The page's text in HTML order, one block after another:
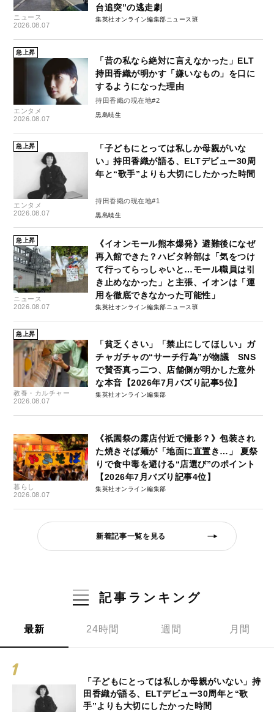
ニュース
2026.08.07
台追突”の逃走劇
集英社オンライン編集部ニュース班
急上昇
エンタメ
2026.08.07
「昔の私なら絶対に言えなかった」ELT
持田香織が明かす「嫌いなもの」を口に
するようになった理由
持田香織の現在地#2
黒島暁生
急上昇
エンタメ
2026.08.07
「子どもにとっては私しか母親がいな
い」持田香織が語る、ELTデビュー30周
年と“歌手”よりも大切にしたかった時間
持田香織の現在地#1
黒島暁生
急上昇
ニュース
2026.08.07
《イオンモール熊本爆発》避難後になぜ
再入館できた？ハビタ幹部は「気をつけ
て行ってらっしゃいと…モール職員は引
き止めなかった」と主張、イオンは「運
用を徹底できなかった可能性」
集英社オンライン編集部ニュース班
急上昇
教養・カルチャー
2026.08.07
「貧乏くさい」「禁止にしてほしい」ガ
チャガチャの“サーチ行為”が物議 SNS
で賛否真っ二つ、店舗側が明かした意外
な本音【2026年7月バズり記事5位】
集英社オンライン編集部
暮らし
2026.08.07
《祇園祭の露店付近で撮影？》包装され
た焼きそば麺が「地面に直置き…」 夏祭
りで食中毒を避ける“店選び”のポイント
【2026年7月バズり記事4位】
集英社オンライン編集部
新着記事一覧を見る
記事ランキング
最新 24時間 週間 月間
「子どもにとっては私しか母親がいない」持
田香織が語る、ELTデビュー30周年と“歌
手”よりも大切にしたかった時間